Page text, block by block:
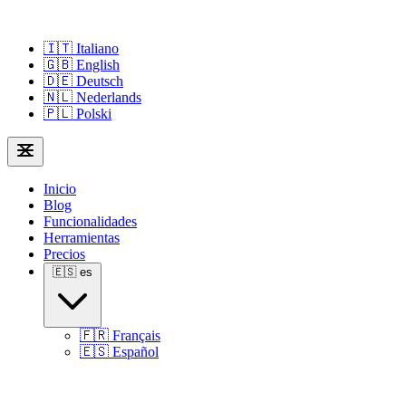
🇮🇹 Italiano
🇬🇧 English
🇩🇪 Deutsch
🇳🇱 Nederlands
🇵🇱 Polski
Inicio
Blog
Funcionalidades
Herramientas
Precios
🇪🇸 es
🇫🇷 Français
🇪🇸 Español